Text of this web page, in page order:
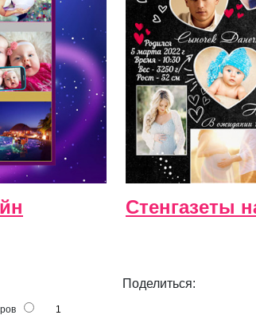
Стенгазеты
1
Поделиться: